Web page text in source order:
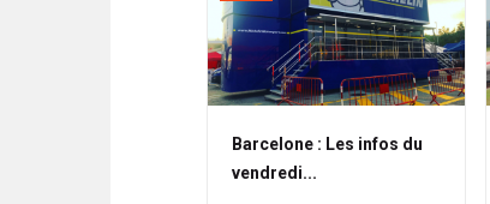
Barcelone : Les infos du
vendredi...